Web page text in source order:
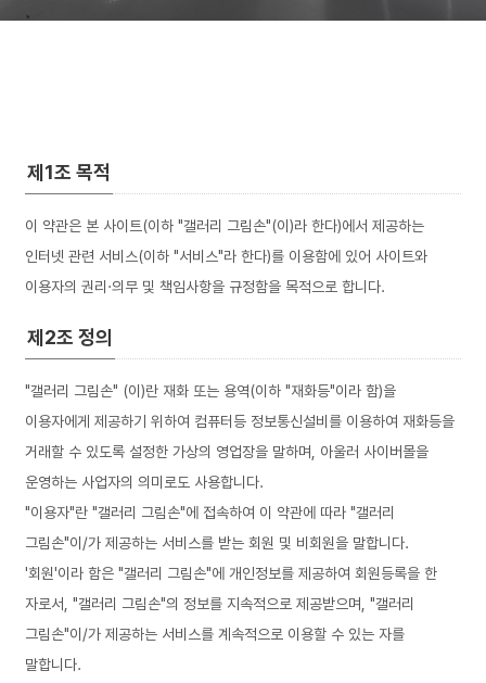
제1조 목적
이 약관은 본 사이트(이하 "갤러리 그림손"(이)라 한다)에서 제공하는
인터넷 관련 서비스(이하 "서비스"라 한다)를 이용함에 있어 사이트와
이용자의 권리·의무 및 책임사항을 규정함을 목적으로 합니다.
제2조 정의
"갤러리 그림손" (이)란 재화 또는 용역(이하 "재화등"이라 함)을
이용자에게 제공하기 위하여 컴퓨터등 정보통신설비를 이용하여 재화등을
거래할 수 있도록 설정한 가상의 영업장을 말하며, 아울러 사이버몰을
운영하는 사업자의 의미로도 사용합니다.
"이용자"란 "갤러리 그림손"에 접속하여 이 약관에 따라 "갤러리
그림손"이/가 제공하는 서비스를 받는 회원 및 비회원을 말합니다.
'회원'이라 함은 "갤러리 그림손"에 개인정보를 제공하여 회원등록을 한
자로서, "갤러리 그림손"의 정보를 지속적으로 제공받으며, "갤러리
그림손"이/가 제공하는 서비스를 계속적으로 이용할 수 있는 자를
말합니다.